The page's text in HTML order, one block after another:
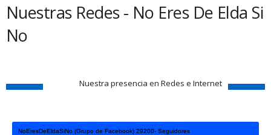
Nuestras Redes - No Eres De Elda Si
No
Nuestra presencia en Redes e Internet
NoEresDeEldaSiNo (Grupo de Facebook)29200- Seguidores